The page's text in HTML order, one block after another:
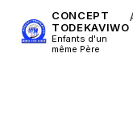
CONCEPT
TODEKAVIWO
Enfants d'un
même Père